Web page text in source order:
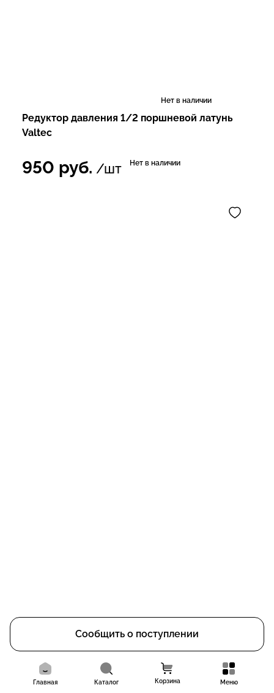
Нет в наличии
Редуктор давления 1/2 поршневой латунь
Valtec
950 руб. /шт Нет в наличии
Сообщить о поступлении
Главная Каталог Корзина Меню